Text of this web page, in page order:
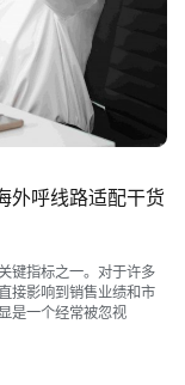
外呼线路适配干货
键指标之一。对于许多
接影响到销售业绩和市
是一个经常被忽视